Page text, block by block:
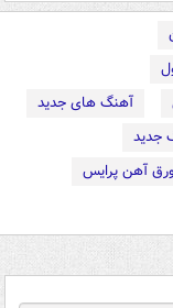
آهنگ های جدید
جدید
آهن پرایس